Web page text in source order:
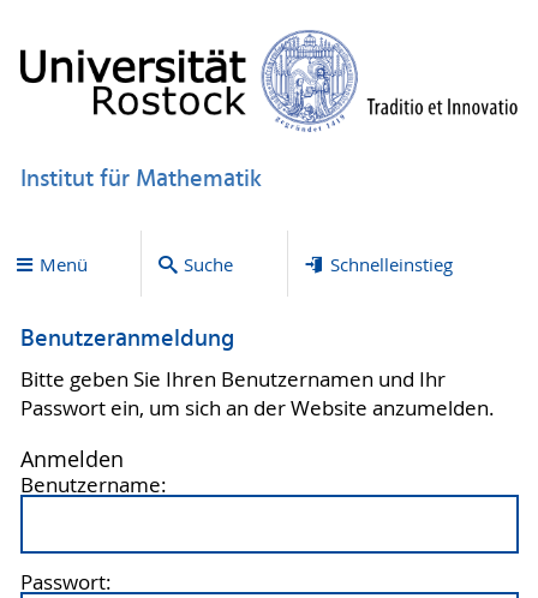
Institut für Mathematik
Menü Suche Schnelleinstieg
Benutzeranmeldung
Bitte geben Sie Ihren Benutzernamen und Ihr
Passwort ein, um sich an der Website anzumelden.
Anmelden
Benutzername:
Passwort: